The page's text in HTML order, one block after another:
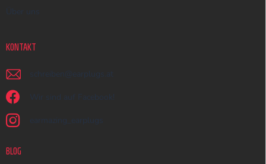
Über uns
KONTAKT
schreiben @ earplugs.at
Wir sind auf Facebook!
earmazing_earplugs
BLOG